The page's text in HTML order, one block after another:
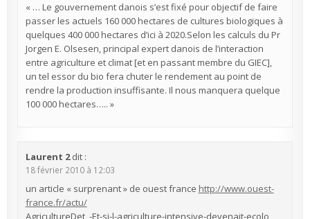
« … Le gouvernement danois s’est fixé pour objectif de faire
passer les actuels 160 000 hectares de cultures biologiques à
quelques 400 000 hectares d’ici à 2020.Selon les calculs du Pr
Jorgen E. Olsesen, principal expert danois de l’interaction
entre agriculture et climat [et en passant membre du GIEC],
un tel essor du bio fera chuter le rendement au point de
rendre la production insuffisante. Il nous manquera quelque
100 000 hectares….. »
Laurent 2 dit :
18 février 2010 à 12:03
un article « surprenant » de ouest france http://www.ouest-
france.fr/actu/
AgricultureDet_-Et-si-l-agriculture-intensive-devenait-ecolo